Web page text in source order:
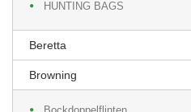
HUNTING BAGS
Beretta
Browning